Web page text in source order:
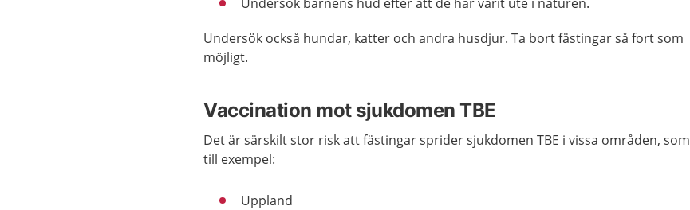
Undersök också hundar, katter och andra husdjur. Ta bort fästingar så fort som
möjligt.
Vaccination mot sjukdomen TBE
Det är särskilt stor risk att fästingar sprider sjukdomen TBE i vissa områden, som
till exempel:
Uppland